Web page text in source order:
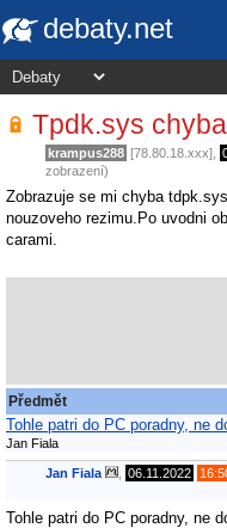
debaty.net
Tpdk.sys chyba
krampus288 [78.80.18.xxx],
zobrazení)
Zobrazuje se mi chyba
nouzoveho rezimu.Po uvodni
carami.
Předmět
Tohle patri do PC poradny, ne
Jan Fiala
Jan Fiala 06.11.2022
Tohle patri do PC poradny, ne